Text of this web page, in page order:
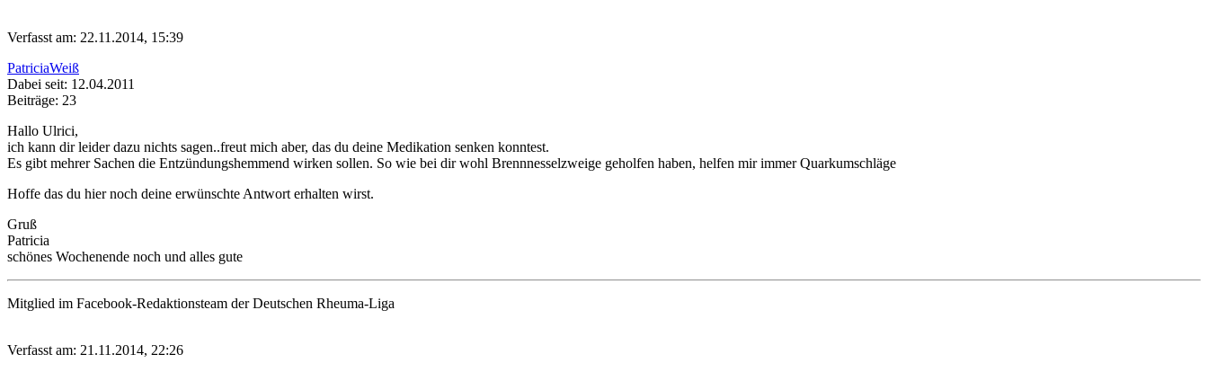
Verfasst am: 22.11.2014, 15:39
PatriciaWeiß
Dabei seit: 12.04.2011
Beiträge: 23
Hallo Ulrici,
ich kann dir leider dazu nichts sagen..freut mich aber, das du deine Medikation senken konntest.
Es gibt mehrer Sachen die Entzündungshemmend wirken sollen. So wie bei dir wohl Brennnesselzweige geholfen haben, helfen mir immer Quarkumschläge
Hoffe das du hier noch deine erwünschte Antwort erhalten wirst.
Gruß
Patricia
schönes Wochenende noch und alles gute
Mitglied im Facebook-Redaktionsteam der Deutschen Rheuma-Liga
Verfasst am: 21.11.2014, 22:26